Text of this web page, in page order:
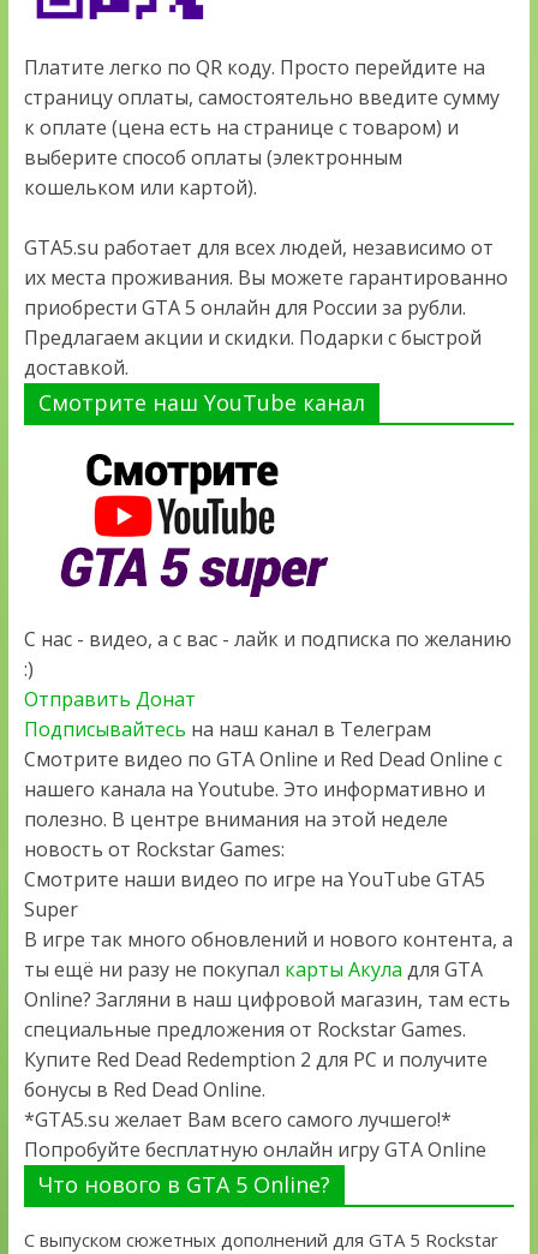
Платите легко по QR коду. Просто перейдите на
страницу оплаты, самостоятельно введите сумму
к оплате (цена есть на странице с товаром) и
выберите способ оплаты (электронным
кошельком или картой).
GTA5.su работает для всех людей, независимо от
их места проживания. Вы можете гарантированно
приобрести GTA 5 онлайн для России за рубли.
Предлагаем акции и скидки. Подарки с быстрой
доставкой.
Смотрите наш YouTube канал
С нас - видео, а с вас - лайк и подписка по желанию
:)
Отправить Донат
Подписывайтесь на наш канал в Телеграм
Смотрите видео по GTA Online и Red Dead Online с
нашего канала на Youtube. Это информативно и
полезно. В центре внимания на этой неделе
новость от Rockstar Games:
Смотрите наши видео по игре на YouTube GTA5
Super
В игре так много обновлений и нового контента, а
ты ещё ни разу не покупал карты Акула для GTA
Online? Загляни в наш цифровой магазин, там есть
специальные предложения от Rockstar Games.
Купите Red Dead Redemption 2 для PC и получите
бонусы в Red Dead Online.
*GTA5.su желает Вам всего самого лучшего!*
Попробуйте бесплатную онлайн игру GTA Online
Что нового в GTA 5 Online?
С выпуском сюжетных дополнений для GTA 5 Rockstar